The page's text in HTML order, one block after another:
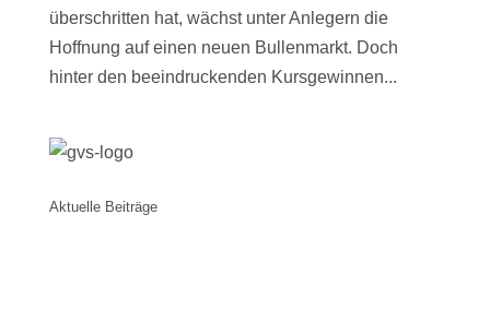
überschritten hat, wächst unter Anlegern die
Hoffnung auf einen neuen Bullenmarkt. Doch
hinter den beeindruckenden Kursgewinnen...
Aktuelle Beiträge